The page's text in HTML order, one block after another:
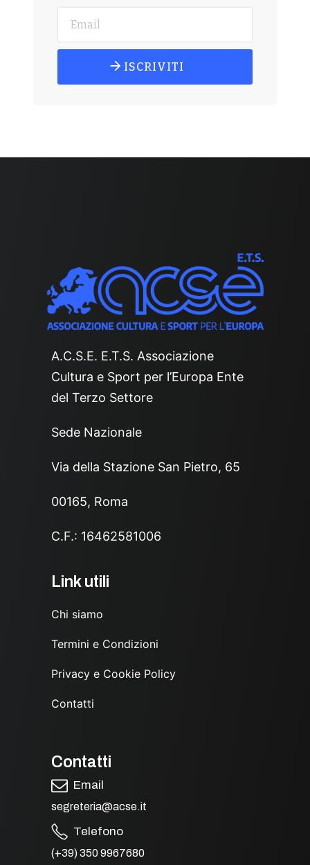
ISCRIVITI
A.C.S.E. E.T.S. Associazione
Cultura e Sport per l’Europa Ente
del Terzo Settore
Sede Nazionale
Via della Stazione San Pietro, 65
00165, Roma
C.F.: 16462581006
Link utili
Chi siamo
Termini e Condizioni
Privacy e Cookie Policy
Contatti
Contatti
Email
segreteria@acse.it
Telefono
(+39) 350 9967680